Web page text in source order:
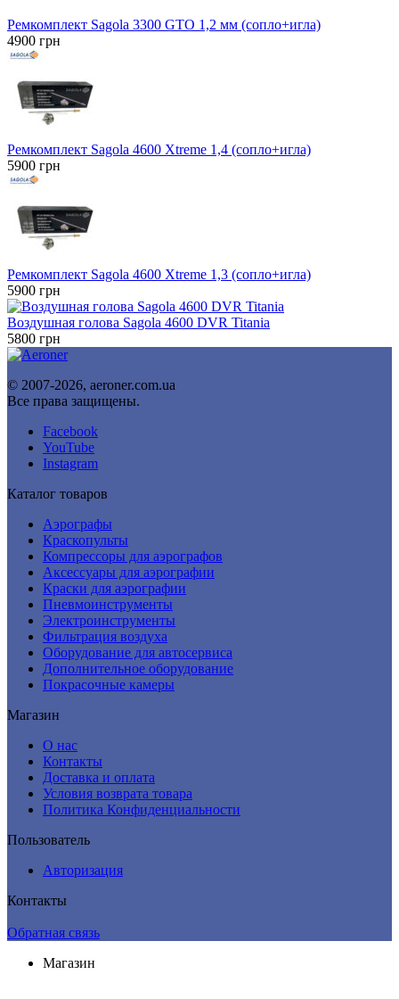
Ремкомплект Sagola 3300 GTO 1,2 мм (сопло+игла)
4900 грн
Ремкомплект Sagola 4600 Xtreme 1,4 (сопло+игла)
5900 грн
Ремкомплект Sagola 4600 Xtreme 1,3 (сопло+игла)
5900 грн
Воздушная голова Sagola 4600 DVR Titania
5800 грн
© 2007-2026, aeroner.com.ua
Все права защищены.
Facebook
YouTube
Instagram
Каталог товаров
Аэрографы
Краскопульты
Компрессоры для аэрографов
Аксессуары для аэрографии
Краски для аэрографии
Пневмоинструменты
Электроинструменты
Фильтрация воздуха
Оборудование для автосервиса
Дополнительное оборудование
Покрасочные камеры
Магазин
О нас
Контакты
Доставка и оплата
Условия возврата товара
Политика Конфиденциальности
Пользователь
Авторизация
Контакты
Обратная связь
Магазин